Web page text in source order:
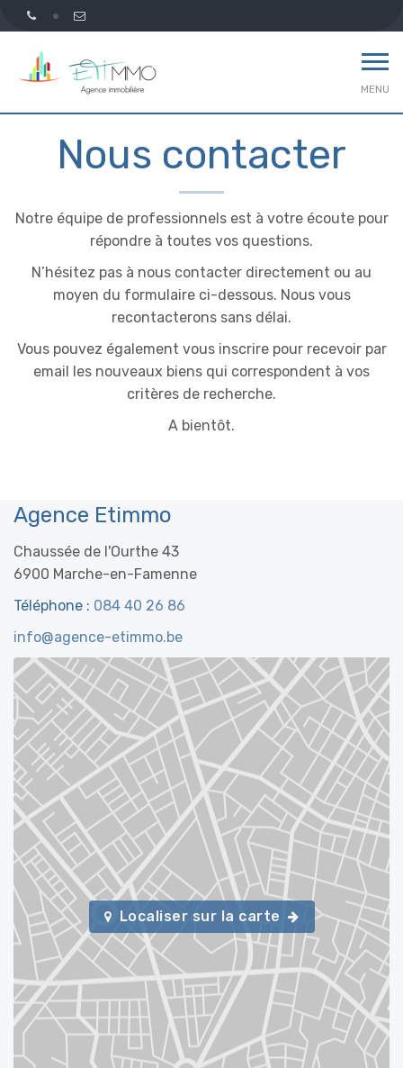
MENU
Nous contacter
Notre équipe de professionnels est à votre écoute pour
répondre à toutes vos questions.
N’hésitez pas à nous contacter directement ou au
moyen du formulaire ci-dessous. Nous vous
recontacterons sans délai.
Vous pouvez également vous inscrire pour recevoir par
email les nouveaux biens qui correspondent à vos
critères de recherche.
A bientôt.
Agence Etimmo
Chaussée de l'Ourthe 43
6900 Marche-en-Famenne
Téléphone : 084 40 26 86
info@agence-etimmo.be
Localiser sur la carte